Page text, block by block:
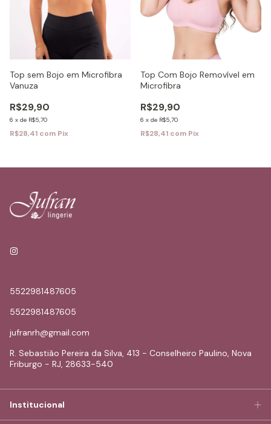
Top sem Bojo em Microfibra
Vanuza
R$29,90
6 x de R$5,70
R$28,41 com Pix
Top Com Bojo Removível em
Microfibra
R$29,90
6 x de R$5,70
R$28,41 com Pix
5522981487605
5522981487605
jufranrh@gmail.com
R. Sebastião Pereira da Silva, 413 - Conselheiro Paulino, Nova
Friburgo - RJ, 28633-540
Institucional